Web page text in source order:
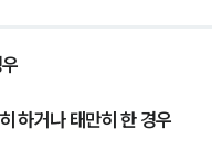
하거나 태만히 한 경우